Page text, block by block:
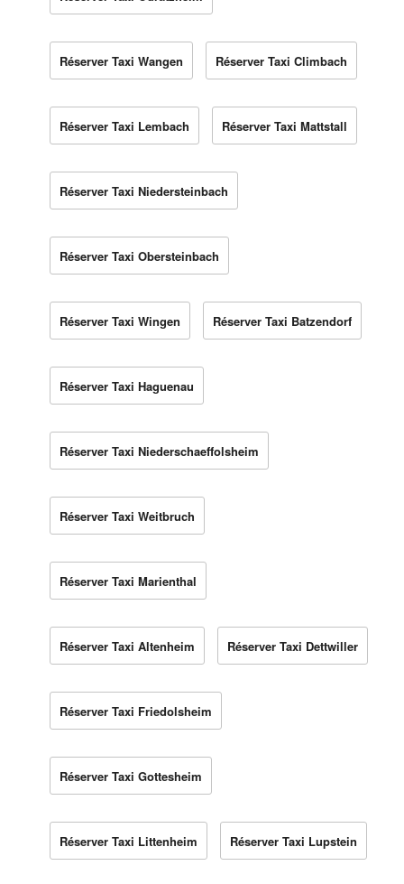
Réserver Taxi Wangen Réserver Taxi Climbach
Réserver Taxi Lembach Réserver Taxi Mattstall
Réserver Taxi Niedersteinbach
Réserver Taxi Obersteinbach
Réserver Taxi Wingen Réserver Taxi Batzendorf
Réserver Taxi Haguenau
Réserver Taxi Niederschaeffolsheim
Réserver Taxi Weitbruch
Réserver Taxi Marienthal
Réserver Taxi Altenheim Réserver Taxi Dettwiller
Réserver Taxi Friedolsheim
Réserver Taxi Gottesheim
Réserver Taxi Littenheim Réserver Taxi Lupstein